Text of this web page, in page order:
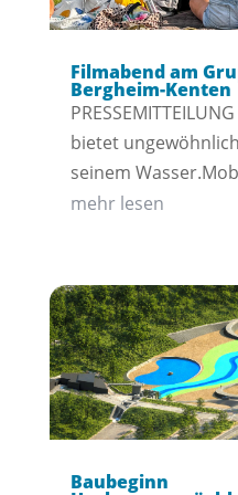
Filmabend am
Bergheim-Kenten
bietet
seinem
mehr lesen
Baubeginn